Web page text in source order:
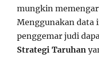
mungkin
Menggunakan data
penggemar judi
Strategi Taruhan